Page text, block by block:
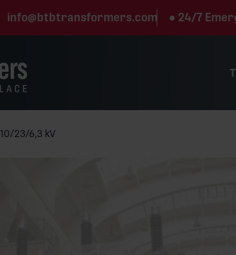
info@btbtransformers.com ● 24/7
23/6,3 kV